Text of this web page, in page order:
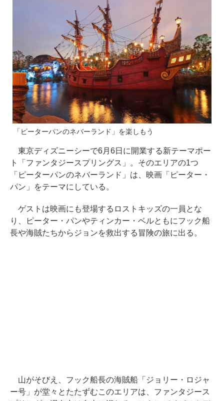
「ピーターパンのネバーランド」を楽しもう
東京ディズニーシーで6月6日に開業する新テーマポー
ト「ファンタジースプリングス」。そのエリアの1つ
「ピーターパンのネバーランド」は、映画「ピーター・
パン」をテーマにしている。
ゲストは映画にも登場するロストキッズの一員とな
り、ピーター・パンやティンカー・ベルともにフック船
長や海賊たちからジョンを救出する冒険の旅に出る。
山がそびえ、フック船長の海賊船「ジョリー・ロジャ
ー号」が堂々とたたずむこのエリアは、ファンタジース